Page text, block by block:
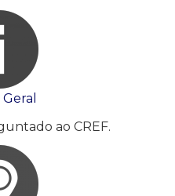
ao CREF.